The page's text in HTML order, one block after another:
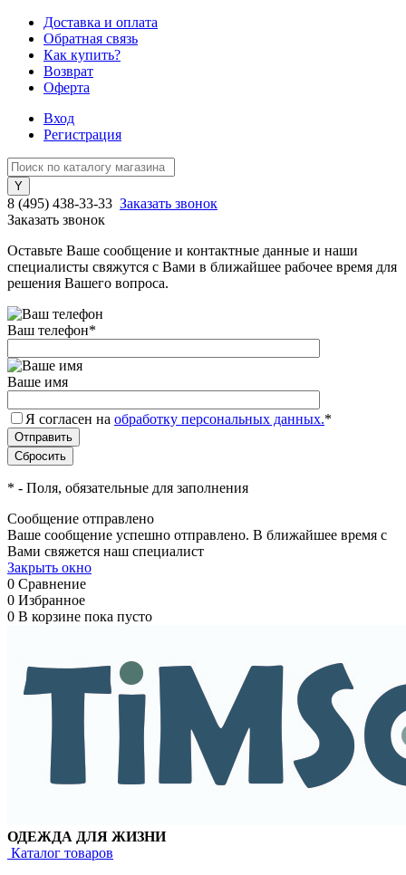
Доставка и оплата
Обратная связь
Как купить?
Возврат
Оферта
Вход
Регистрация
8 (495) 438-33-33 Заказать звонок
Заказать звонок
Оставьте Ваше сообщение и контактные данные и наши
специалисты свяжутся с Вами в ближайшее рабочее время для
решения Вашего вопроса.
Ваш телефон*
Ваше имя
Я согласен на обработку персональных данных.*
* - Поля, обязательные для заполнения
Сообщение отправлено
Ваше сообщение успешно отправлено. В ближайшее время с
Вами свяжется наш специалист
Закрыть окно
0 Сравнение
0 Избранное
0 В корзине пока пусто
ОДЕЖДА ДЛЯ ЖИЗНИ
Каталог товаров